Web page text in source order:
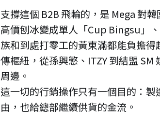
支撐這個 B2B 飛輪的，是 Mega 對
高價刨冰變成單人「Cup Bingsu」
族和到處打零工的黃東滿都能負擔
傳樞紐，從孫興慜、ITZY 到結盟
周邊。
這一切的行銷操作只有一個目的：
由，也給總部繼續供貨的金流。